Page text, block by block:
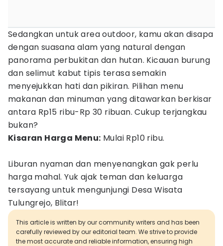
Sedangkan untuk area outdoor, kamu akan disapa
dengan suasana alam yang natural dengan
panorama perbukitan dan hutan. Kicauan burung
dan selimut kabut tipis terasa semakin
menyejukkan hati dan pikiran. Pilihan menu
makanan dan minuman yang ditawarkan berkisar
antara Rp15 ribu-Rp 30 ribuan. Cukup terjangkau
bukan?
Kisaran Harga Menu: Mulai Rp10 ribu.
Liburan nyaman dan menyenangkan gak perlu
harga mahal. Yuk ajak teman dan keluarga
tersayang untuk mengunjungi Desa Wisata
Tulungrejo, Blitar!
This article is written by our community writers and has been
carefully reviewed by our editorial team. We strive to provide
the most accurate and reliable information, ensuring high